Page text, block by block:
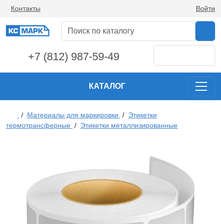
Контакты Войти
+7 (812) 987-59-49
КАТАЛОГ
/ Материалы для маркировки / Этикетки
термотрансферные / Этикетки металлизированные